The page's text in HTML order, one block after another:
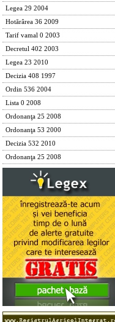
Legea 29 2004
Hotărârea 36 2009
Tarif vamal 0 2003
Decretul 402 2003
Legea 23 2010
Decizia 408 1997
Ordin 536 2004
Lista 0 2008
Ordonanţa 25 2008
Ordonanţa 53 2000
Decizia 532 2010
Ordonanţa 25 2008